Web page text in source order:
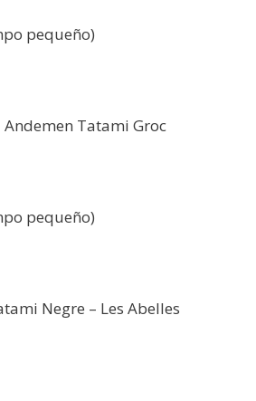
pequeño)
Andemen Tatami Groc
pequeño)
Negre – Les Abelles